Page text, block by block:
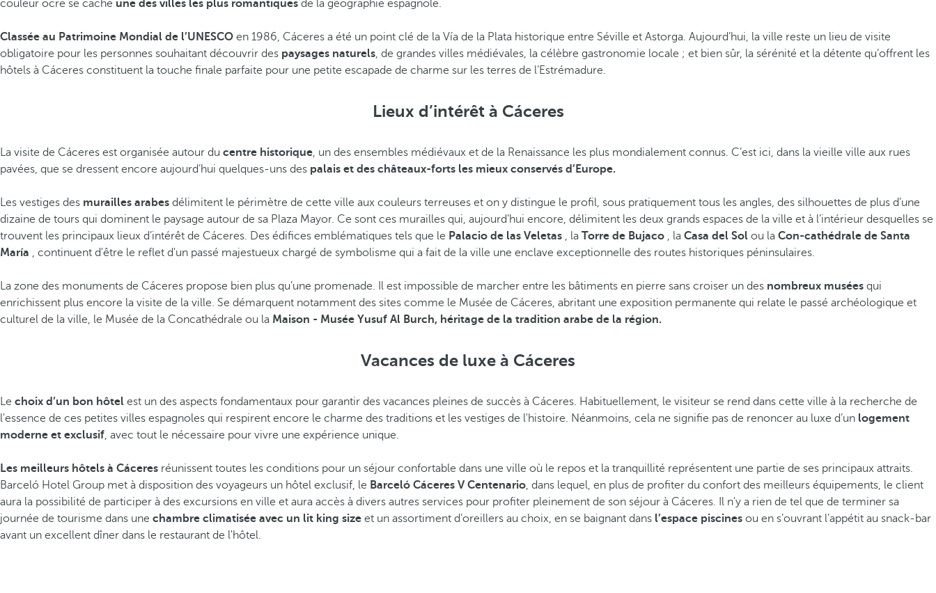
couleur ocre se cache une des villes les plus romantiques de la géographie espagnole.
Classée au Patrimoine Mondial de l’UNESCO en 1986, Cáceres a été un point clé de la Vía de la Plata historique entre Séville et Astorga. Aujourd’hui, la ville reste un lieu de visite
obligatoire pour les personnes souhaitant découvrir des paysages naturels, de grandes villes médiévales, la célèbre gastronomie locale ; et bien sûr, la sérénité et la détente qu’offrent les
hôtels à Cáceres constituent la touche finale parfaite pour une petite escapade de charme sur les terres de l’Estrémadure.
Lieux d’intérêt à Cáceres
La visite de Cáceres est organisée autour du centre historique, un des ensembles médiévaux et de la Renaissance les plus mondialement connus. C’est ici, dans la vieille ville aux rues
pavées, que se dressent encore aujourd’hui quelques-uns des palais et des châteaux-forts les mieux conservés d’Europe.
Les vestiges des murailles arabes délimitent le périmètre de cette ville aux couleurs terreuses et on y distingue le profil, sous pratiquement tous les angles, des silhouettes de plus d’une
dizaine de tours qui dominent le paysage autour de sa Plaza Mayor. Ce sont ces murailles qui, aujourd’hui encore, délimitent les deux grands espaces de la ville et à l’intérieur desquelles se
trouvent les principaux lieux d’intérêt de Cáceres. Des édifices emblématiques tels que le Palacio de las Veletas , la Torre de Bujaco , la Casa del Sol ou la Con-cathédrale de Santa
María , continuent d'être le reflet d'un passé majestueux chargé de symbolisme qui a fait de la ville une enclave exceptionnelle des routes historiques péninsulaires.
La zone des monuments de Cáceres propose bien plus qu’une promenade. Il est impossible de marcher entre les bâtiments en pierre sans croiser un des nombreux musées qui
enrichissent plus encore la visite de la ville. Se démarquent notamment des sites comme le Musée de Cáceres, abritant une exposition permanente qui relate le passé archéologique et
culturel de la ville, le Musée de la Concathédrale ou la Maison - Musée Yusuf Al Burch, héritage de la tradition arabe de la région.
Vacances de luxe à Cáceres
Le choix d’un bon hôtel est un des aspects fondamentaux pour garantir des vacances pleines de succès à Cáceres. Habituellement, le visiteur se rend dans cette ville à la recherche de
l'essence de ces petites villes espagnoles qui respirent encore le charme des traditions et les vestiges de l'histoire. Néanmoins, cela ne signifie pas de renoncer au luxe d’un logement
moderne et exclusif, avec tout le nécessaire pour vivre une expérience unique.
Les meilleurs hôtels à Cáceres réunissent toutes les conditions pour un séjour confortable dans une ville où le repos et la tranquillité représentent une partie de ses principaux attraits.
Barceló Hotel Group met à disposition des voyageurs un hôtel exclusif, le Barceló Cáceres V Centenario, dans lequel, en plus de profiter du confort des meilleurs équipements, le client
aura la possibilité de participer à des excursions en ville et aura accès à divers autres services pour profiter pleinement de son séjour à Cáceres. Il n'y a rien de tel que de terminer sa
journée de tourisme dans une chambre climatisée avec un lit king size et un assortiment d’oreillers au choix, en se baignant dans l’espace piscines ou en s’ouvrant l’appétit au snack-bar
avant un excellent dîner dans le restaurant de l'hôtel.